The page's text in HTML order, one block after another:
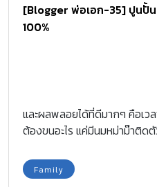
ไม่เคยรู้จักมาก่อนด้วย […]
[Blogger พ่อเอก-35] ปูน
100%
และผลพลอยได้ที่ดีมากๆ คือเว
ต้องขนอะไร แค่มีนมหม่าม๊าติด
Family